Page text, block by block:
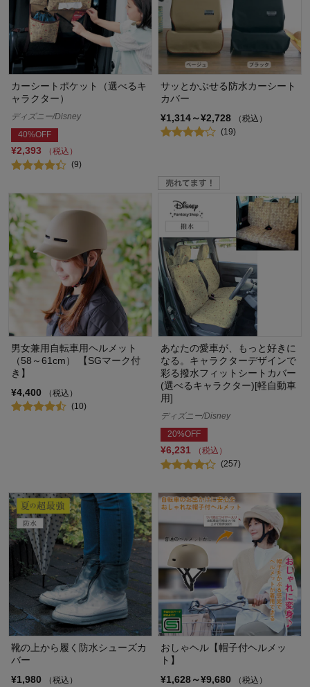
カーシートポケット（選べるキ
ャラクター）
ディズニー/Disney
40%OFF
¥2,393
（税込）
(9)
サッとかぶせる防水カーシート
カバー
¥1,314～¥2,728
（税込）
(19)
男女兼用自転車用ヘルメット
（58～61cm） 【SGマーク付
き】
¥4,400
（税込）
(10)
あなたの愛車が、もっと好きに
なる。キャラクターデザインで
彩る撥水フィットシートカバー
(選べるキャラクター)[軽自動車
用]
ディズニー/Disney
20%OFF
¥6,231
（税込）
(257)
靴の上から履く防水シューズカ
バー
¥1,980
（税込）
おしゃヘル【帽子付ヘルメッ
ト】
¥1,628～¥9,680
（税込）